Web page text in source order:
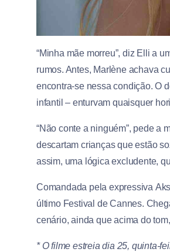
“Minha mãe morreu”, diz Elli a
rumos. Antes, Marlène achava
encontra-se nessa condição. O
infantil – enturvam quaisquer
“Não conte a ninguém”, pede a
descartam crianças que estão
assim, uma lógica excludente,
Comandada pela expressiva
último Festival de Cannes.
cenário, ainda que acima do tom,
* O filme estreia dia 25, quinta-